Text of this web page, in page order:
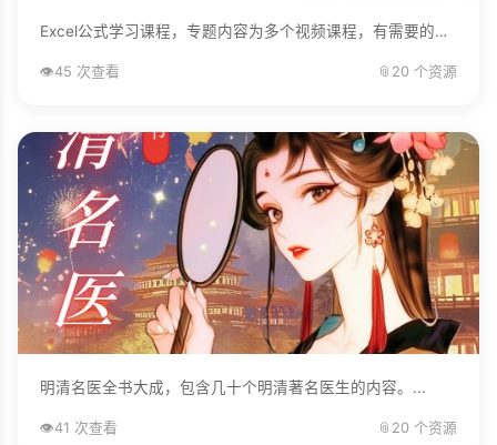
Excel公式学习课程，专题内容为多个视频课程，有需要的自己下载学习。...
👁️45 次查看 📎 20 个资源
明清名医全书大成，包含几十个明清著名医生的内容。...
👁️41 次查看 📎 20 个资源